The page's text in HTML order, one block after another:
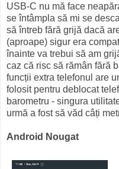
USB-C nu mă face
se întâmpla să mi se
să întreb fără grijă dacă
(aproape) sigur era
înainte va trebui să am
caz că risc să rămân fără
funcții extra telefonul are
folosit pentru deblocat
barometru - singura
urmă a fost să văd câți
Android Nougat